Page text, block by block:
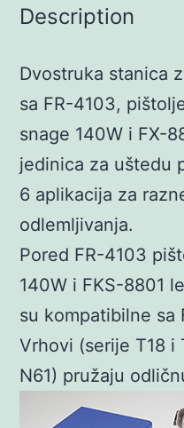
Description
Dvostruka stanica
sa FR-4103,
snage 140W i FX-
jedinica za uštedu
6 aplikacija za
odlemljivanja.
Pored FR-4103
140W i FKS-8801
su kompatibilne sa
Vrhovi (serije T18 i
N61) pružaju